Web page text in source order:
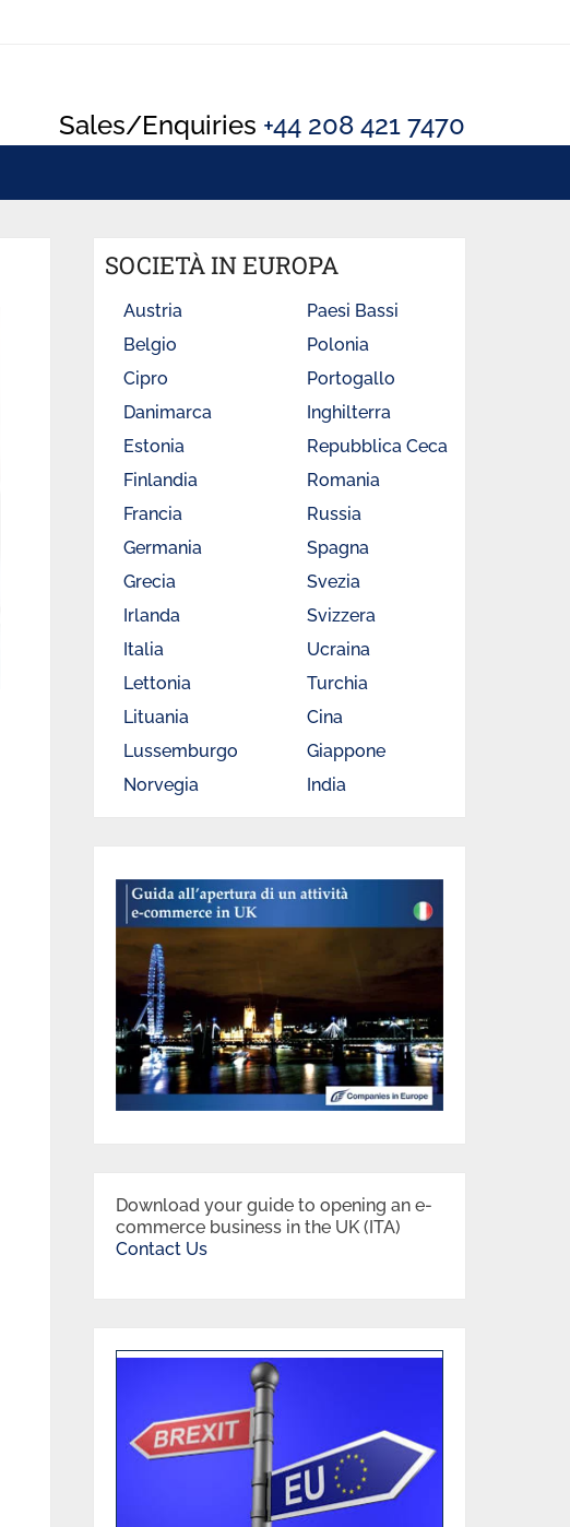
Sales/Enquiries +44 208 421 7470
SOCIETÀ IN EUROPA
Austria
Belgio
Cipro
Danimarca
Estonia
Finlandia
Francia
Germania
Grecia
Irlanda
Italia
Lettonia
Lituania
Lussemburgo
Norvegia
Paesi Bassi
Polonia
Portogallo
Inghilterra
Repubblica Ceca
Romania
Russia
Spagna
Svezia
Svizzera
Ucraina
Turchia
Cina
Giappone
India
Download your guide to opening an e-
commerce business in the UK (ITA)
Contact Us